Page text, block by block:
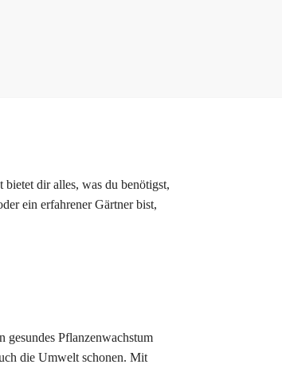
bietet dir alles, was du benötigst,
ein erfahrener Gärtner bist,
gesundes Pflanzenwachstum
die Umwelt schonen. Mit